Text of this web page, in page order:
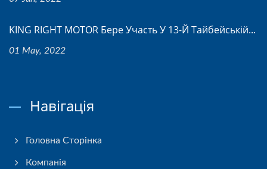
KING RIGHT MOTOR Бере Участь У 13-Й Тайбейській...
01 May, 2022
Навігація
Головна Сторінка
Компанія